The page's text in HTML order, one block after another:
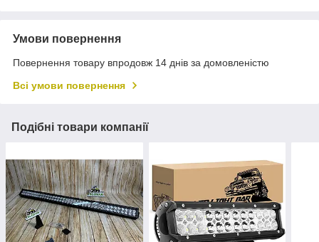
Умови повернення
Повернення товару впродовж 14 днів за домовленістю
Всі умови повернення
Подібні товари компанії